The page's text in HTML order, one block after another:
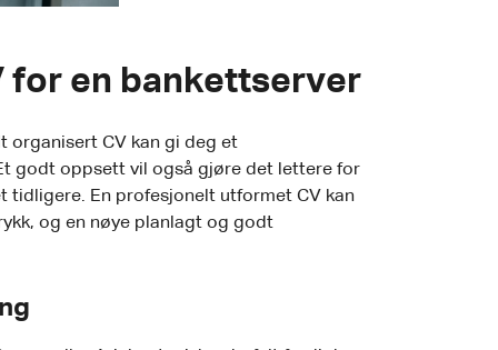
for en bankettserver
organisert CV kan gi deg et
godt oppsett vil også gjøre det lettere for
tidligere. En profesjonelt utformet CV kan
og en nøye planlagt og godt